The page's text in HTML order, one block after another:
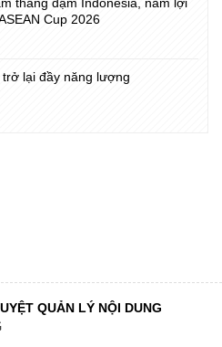
thắng đậm Indonesia, nắm lợi
Cup 2026
lại đầy năng lượng
QUẢN LÝ NỘI DUNG